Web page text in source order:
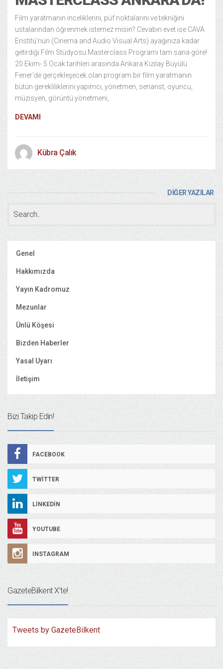
Film yaratmanın inceliklerini, püf noktalarını ve tekniğini
ustalarından öğrenmek istemez misin? Cevabın evet ise CAVA
Enstitü’nün (Cinema and Audio Visual Arts) ayağınıza kadar
getirdiği Film Stüdyosu Masterclass Programı tam sana göre!
20 Ekim- 5 Ocak tarihleri arasında Ankara Kızılay Büyülü
Fener‘de gerçekleşecek olan program bir film yaratmanın
bütün gerekliliklerini yapımcı, yönetmen, senarist, oyuncu,
müzisyen, görüntü yönetmeni,
DEVAMI
Kübra Çalık
DİĞER YAZILAR
Genel
Hakkımızda
Yayın Kadromuz
Mezunlar
Ünlü Köşesi
Bizden Haberler
Yasal Uyarı
İletişim
Bizi Takip Edin!
FACEBOOK
TWITTER
LINKEDIN
YOUTUBE
INSTAGRAM
GazeteBilkent X’te!
Tweets by GazeteBilkent